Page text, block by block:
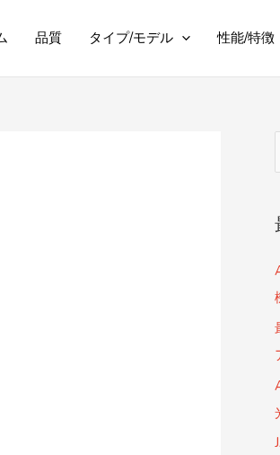
品質 タイプ/モデル 性能/特徴